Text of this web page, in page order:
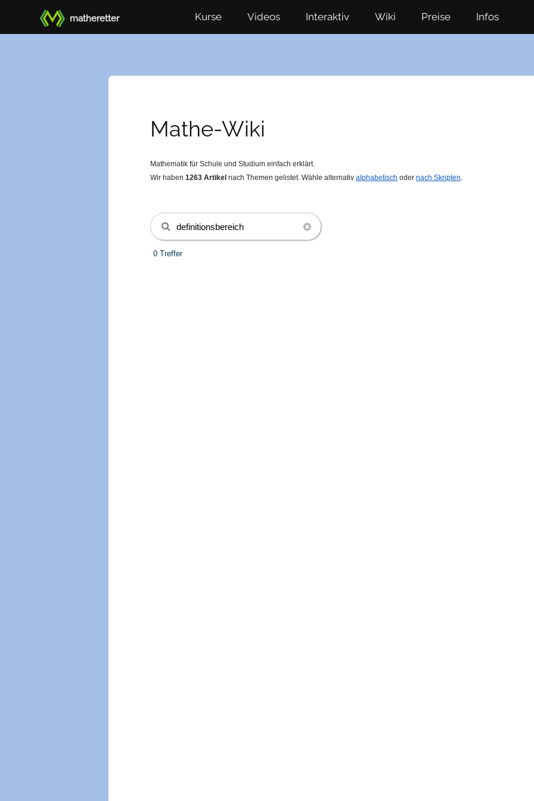
matheretter Kurse Videos Interaktiv Wiki Preise Infos
Mathe-Wiki
Mathematik für Schule und Studium einfach erklärt.
Wir haben 1263 Artikel nach Themen gelistet. Wähle alternativ alphabetisch oder nach Skripten.
0 Treffer